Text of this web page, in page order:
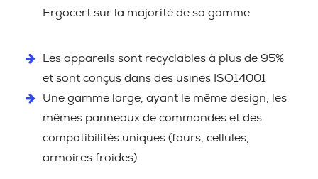
Ergocert sur la majorité de sa gamme
Les appareils sont recyclables à plus de 95%
et sont conçus dans des usines ISO14001
Une gamme large, ayant le même design, les
mêmes panneaux de commandes et des
compatibilités uniques (fours, cellules,
armoires froides)